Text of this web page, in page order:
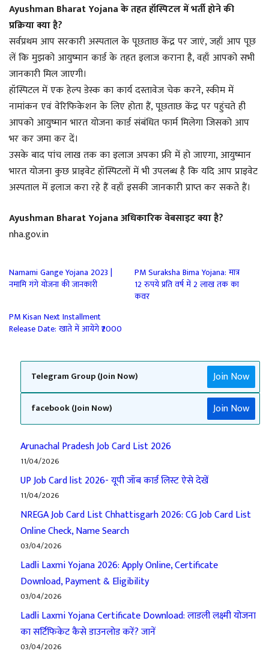
Ayushman Bharat Yojana के तहत हॉस्पिटल में भर्ती होने की
प्रक्रिया क्या है?
सर्वप्रथम आप सरकारी अस्पताल के पूछताछ केंद्र पर जाएं, जहाँ आप पूछ
लें कि मुझको आयुष्मान कार्ड के तहत इलाज कराना है, वहाँ आपको सभी
जानकारी मिल जाएगी।
हॉस्पिटल में एक हेल्प डेस्क का कार्य दस्तावेज चेक करने, स्कीम में
नामांकन एवं वेरिफिकेशन के लिए होता हैं, पूछताछ केंद्र पर पहुंचते ही
आपको आयुष्मान भारत योजना कार्ड संबंधित फार्म मिलेगा जिसको आप
भर कर जमा कर दें।
उसके बाद पांच लाख तक का इलाज अपका फ्री में हो जाएगा, आयुष्मान
भारत योजना कुछ प्राइवेट हॉस्पिटलों में भी उपलब्ध है कि यदि आप प्राइवेट
अस्पताल में इलाज करा रहे हैं वहाँ इसकी जानकारी प्राप्त कर सकते हैं।
Ayushman Bharat Yojana अधिकारिक वेबसाइट क्या है?
nha.gov.in
Namami Gange Yojana 2023 |
नमामि गंगे योजना की जानकारी
PM Suraksha Bima Yojana: मात्र
12 रुपये प्रति वर्ष में 2 लाख तक का
कवर
PM Kisan Next Installment
Release Date: खाते में आयेंगे ₹2000
Telegram Group (Join Now) Join Now
facebook (Join Now) Join Now
Arunachal Pradesh Job Card List 2026
11/04/2026
UP Job Card list 2026- यूपी जॉब कार्ड लिस्ट ऐसे देखें
11/04/2026
NREGA Job Card List Chhattisgarh 2026: CG Job Card List
Online Check, Name Search
03/04/2026
Ladli Laxmi Yojana 2026: Apply Online, Certificate
Download, Payment & Eligibility
03/04/2026
Ladli Laxmi Yojana Certificate Download: लाडली लक्ष्मी योजना
का सर्टिफिकेट कैसे डाउनलोड करें? जानें
03/04/2026